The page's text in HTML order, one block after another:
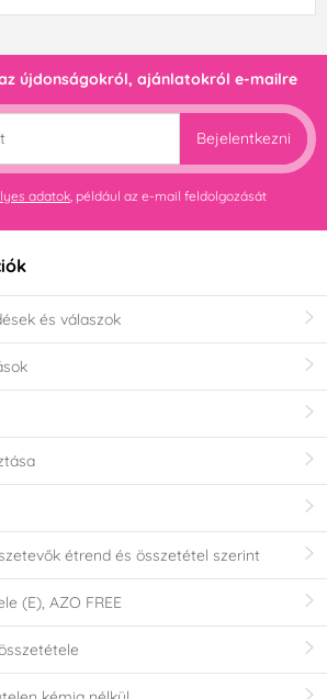
újdonságokról, ajánlatokról e-mailre
Bejelentkezni
adatok , például az e-mail feldolgozását
és válaszok
étrend és összetétel szerint
(E), AZO FREE